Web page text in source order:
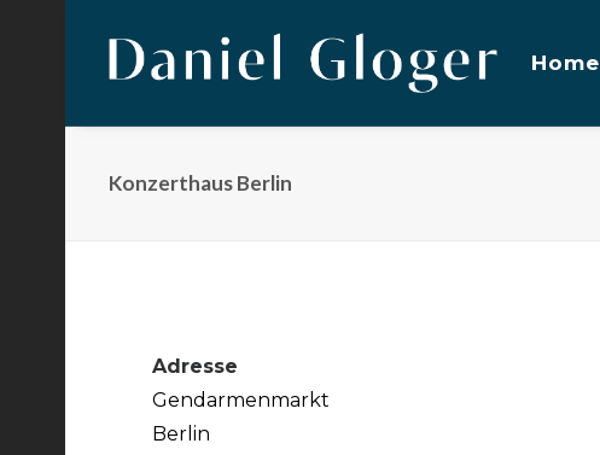
Home
Konzerthaus Berlin
Adresse
Gendarmenmarkt
Berlin